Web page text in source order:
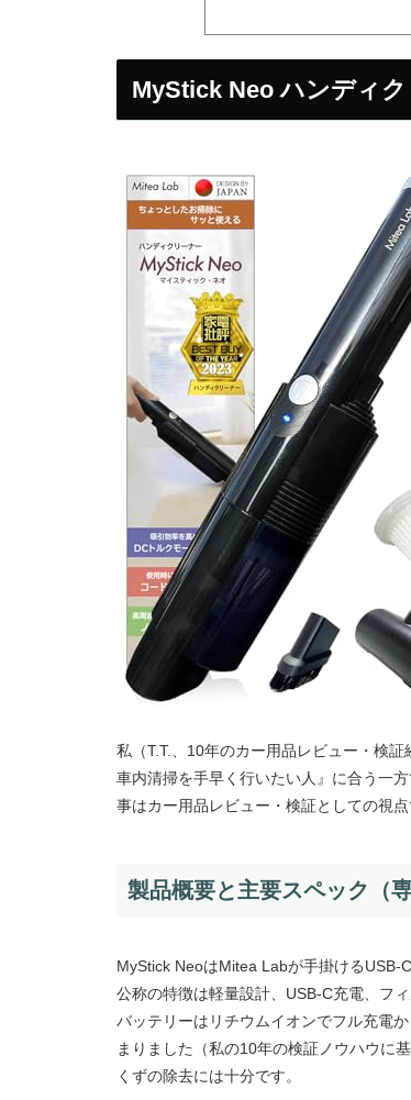
MyStick Neo ハンディク
私（T.T.、10年のカー用品レビュー・検
車内清掃を手早く行いたい人』に合う一
事はカー用品レビュー・検証としての視
製品概要と主要スペック（専
MyStick NeoはMitea Labが手掛けるUSB-
公称の特徴は軽量設計、USB-C充電、フ
バッテリーはリチウムイオンでフル充電
まりました（私の10年の検証ノウハウに
くずの除去には十分です。